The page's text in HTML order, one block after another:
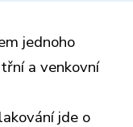
jednoho
a venkovní
jde o